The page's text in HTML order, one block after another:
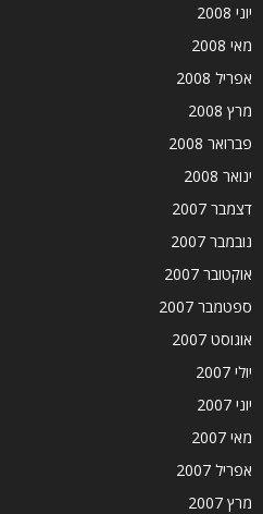
יוני 2008
מאי 2008
אפריל 2008
מרץ 2008
פברואר 2008
ינואר 2008
דצמבר 2007
נובמבר 2007
אוקטובר 2007
ספטמבר 2007
אוגוסט 2007
יולי 2007
יוני 2007
מאי 2007
אפריל 2007
מרץ 2007